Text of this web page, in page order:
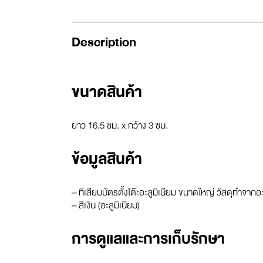
Description
ขนาดสินค้า
ยาว 16.5 ซม. x กว้าง 3 ซม.
ข้อมูลสินค้า
– ที่เสียบบัตรตั้งโต๊ะอะลูมิเนียม ขนาดใหญ่ วัสดุทำจาก
– สีเงิน (อะลูมิเนียม)
การดูแลและการเก็บรักษา